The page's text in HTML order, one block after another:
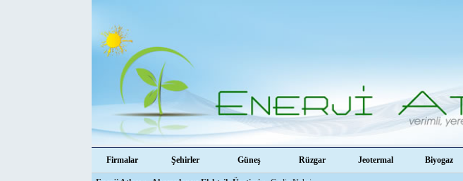
Firmalar Şehirler Güneş Rüzgar Jeotermal Biyogaz